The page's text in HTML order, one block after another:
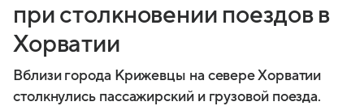
при столкновении поездов в
Хорватии
Вблизи города Крижевцы на севере Хорватии
столкнулись пассажирский и грузовой поезда.